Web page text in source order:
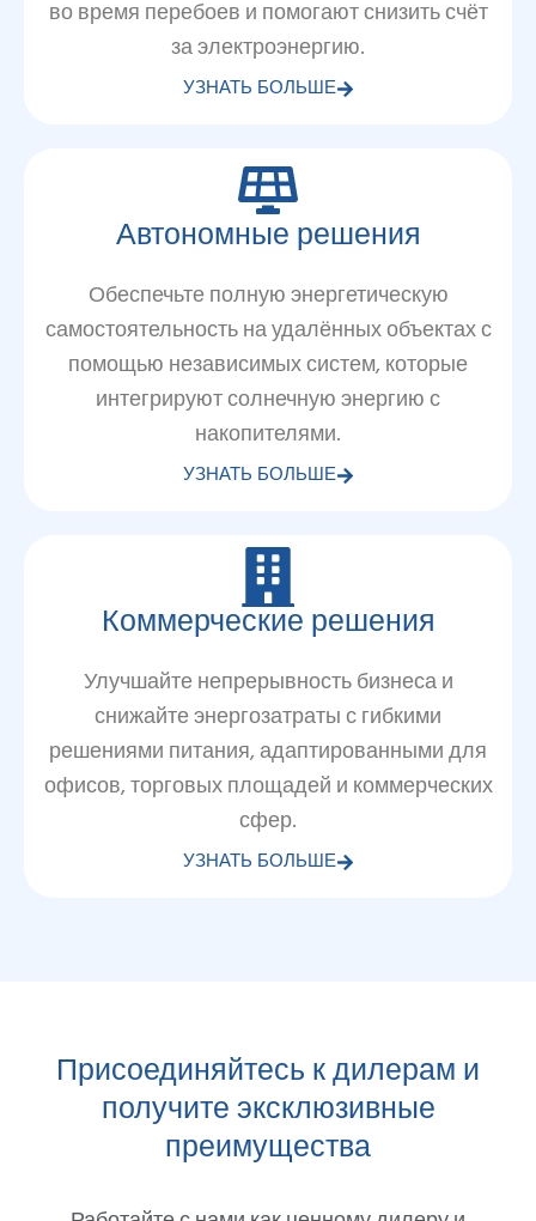
во время перебоев и помогают снизить счёт
за электроэнергию.
УЗНАТЬ БОЛЬШЕ
Автономные решения
Обеспечьте полную энергетическую
самостоятельность на удалённых объектах с
помощью независимых систем, которые
интегрируют солнечную энергию с
накопителями.
УЗНАТЬ БОЛЬШЕ
Коммерческие решения
Улучшайте непрерывность бизнеса и
снижайте энергозатраты с гибкими
решениями питания, адаптированными для
офисов, торговых площадей и коммерческих
сфер.
УЗНАТЬ БОЛЬШЕ
Присоединяйтесь к дилерам и
получите эксклюзивные
преимущества